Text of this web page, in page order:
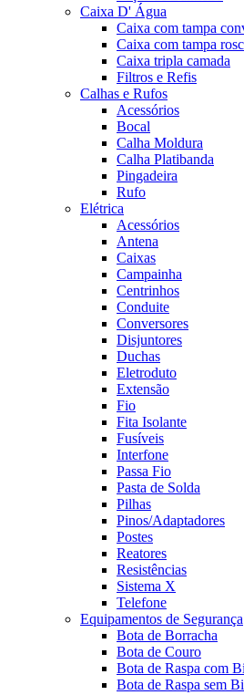
Caixa D' Água
Caixa com tampa
Caixa com tampa
Caixa tripla camada
Filtros e Refis
Calhas e Rufos
Acessórios
Bocal
Calha Moldura
Calha Platibanda
Pingadeira
Rufo
Elétrica
Acessórios
Antena
Caixas
Campainha
Centrinhos
Conduite
Conversores
Disjuntores
Duchas
Eletroduto
Extensão
Fio
Fita Isolante
Fusíveis
Interfone
Passa Fio
Pasta de Solda
Pilhas
Pinos/Adaptadores
Postes
Reatores
Resistências
Sistema X
Telefone
Equipamentos de Segurança
Bota de Borracha
Bota de Couro
Bota de Raspa com
Bota de Raspa sem